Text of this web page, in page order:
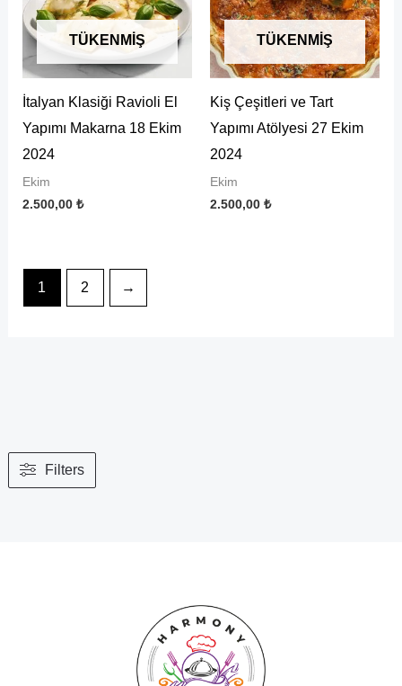
Filters
TÜKENMIŞ
İtalyan Klasiği Ravioli El
Yapımı Makarna 18 Ekim
2024
Ekim
2.500,00 ₺
TÜKENMIŞ
Kiş Çeşitleri ve Tart
Yapımı Atölyesi 27 Ekim
2024
Ekim
2.500,00 ₺
1 2 →